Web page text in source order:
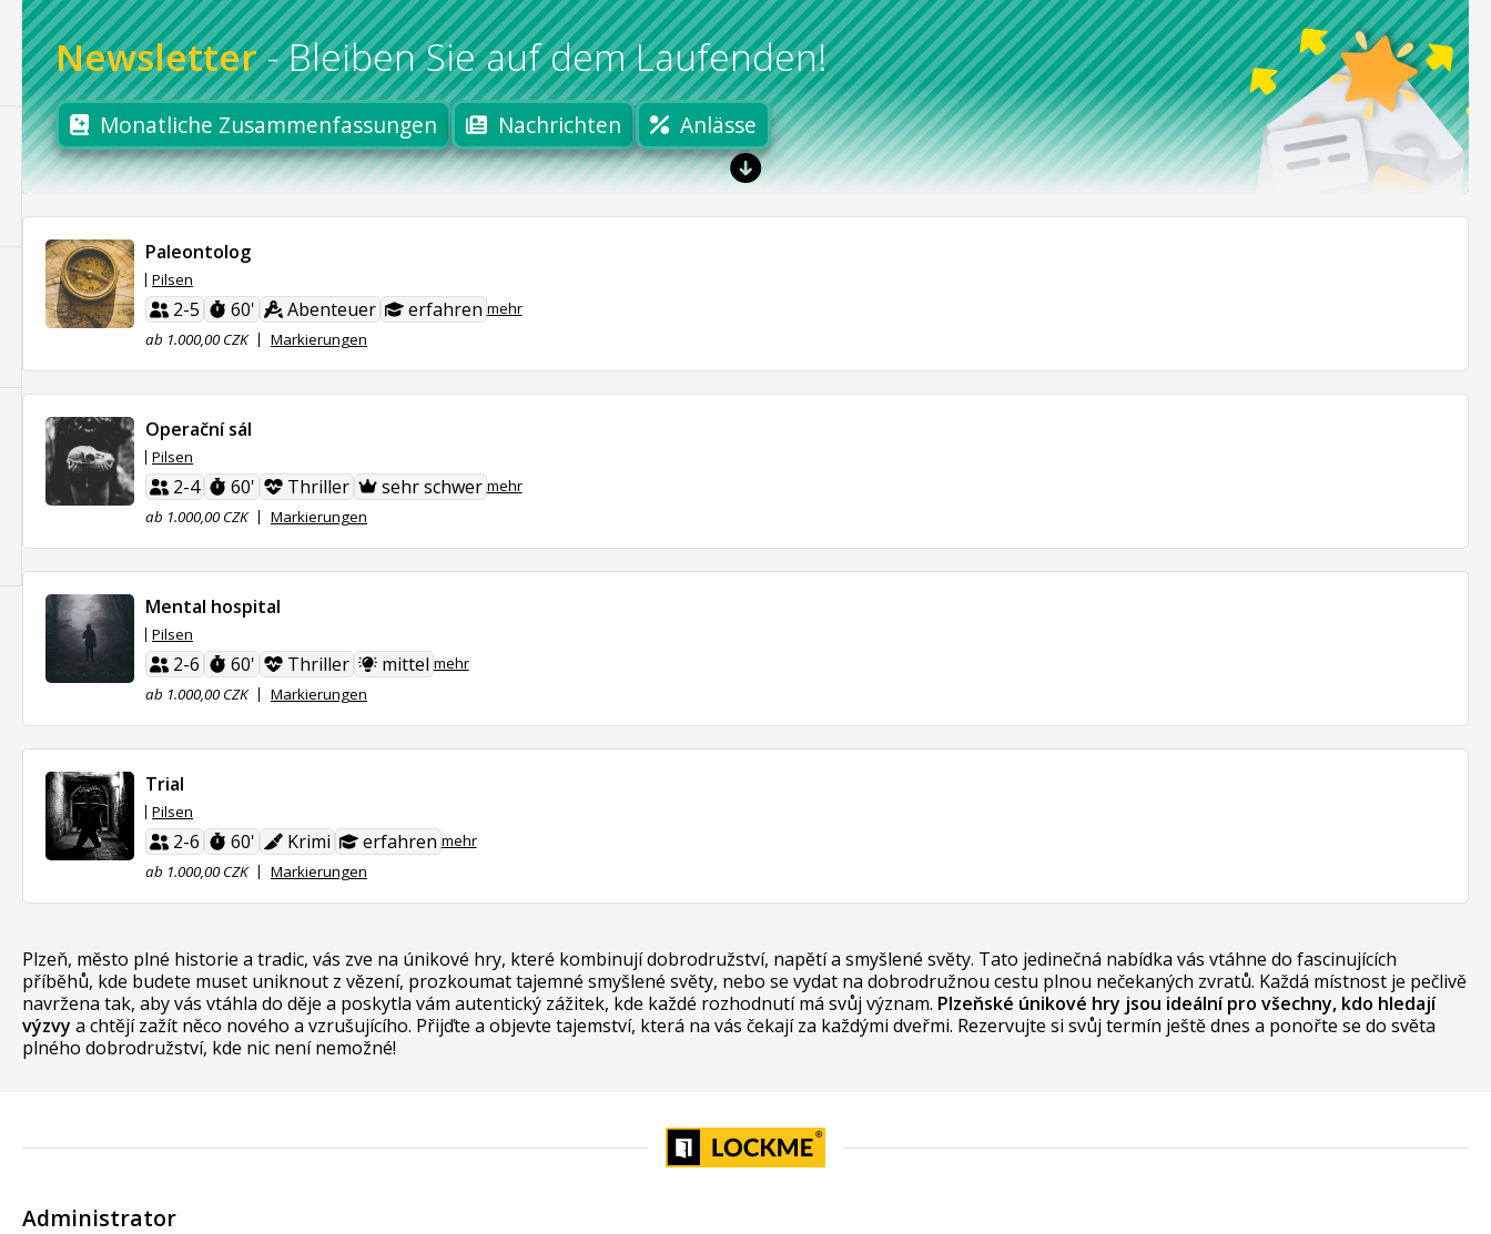
Newsletter -Bleiben Sie auf dem Laufenden!
Monatliche Zusammenfassungen Nachrichten Anlässe
Paleontolog
Pilsen
2-5 60' Abenteuer erfahren mehr
ab 1.000,00 CZK
Markierungen
Operační sál
Pilsen
2-4 60' Thriller sehr schwer mehr
ab 1.000,00 CZK
Markierungen
Mental hospital
Pilsen
2-6 60' Thriller mittel mehr
ab 1.000,00 CZK
Markierungen
Trial
Pilsen
2-6 60' Krimi erfahren mehr
ab 1.000,00 CZK
Markierungen
Plzeň, město plné historie a tradic, vás zve na únikové hry, které kombinují dobrodružství, napětí a smyšlené světy. Tato jedinečná nabídka vás vtáhne do fascinujících
příběhů, kde budete muset uniknout z vězení, prozkoumat tajemné smyšlené světy, nebo se vydat na dobrodružnou cestu plnou nečekaných zvratů. Každá místnost je pečlivě
navržena tak, aby vás vtáhla do děje a poskytla vám autentický zážitek, kde každé rozhodnutí má svůj význam. Plzeňské únikové hry jsou ideální pro všechny, kdo hledají
výzvy a chtějí zažít něco nového a vzrušujícího. Přijďte a objevte tajemství, která na vás čekají za každými dveřmi. Rezervujte si svůj termín ještě dnes a ponořte se do světa
plného dobrodružství, kde nic není nemožné!
Administrator